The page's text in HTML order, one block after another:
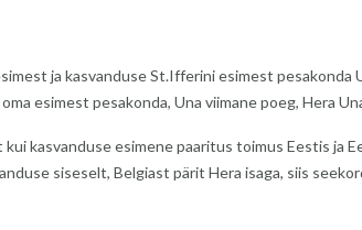
ja kasvanduse St.Ifferini esimest pesakonda
esimest pesakonda, Una viimane poeg, Hera
kui kasvanduse esimene paaritus toimus Eestis ja
siseselt, Belgiast pärit Hera isaga, siis